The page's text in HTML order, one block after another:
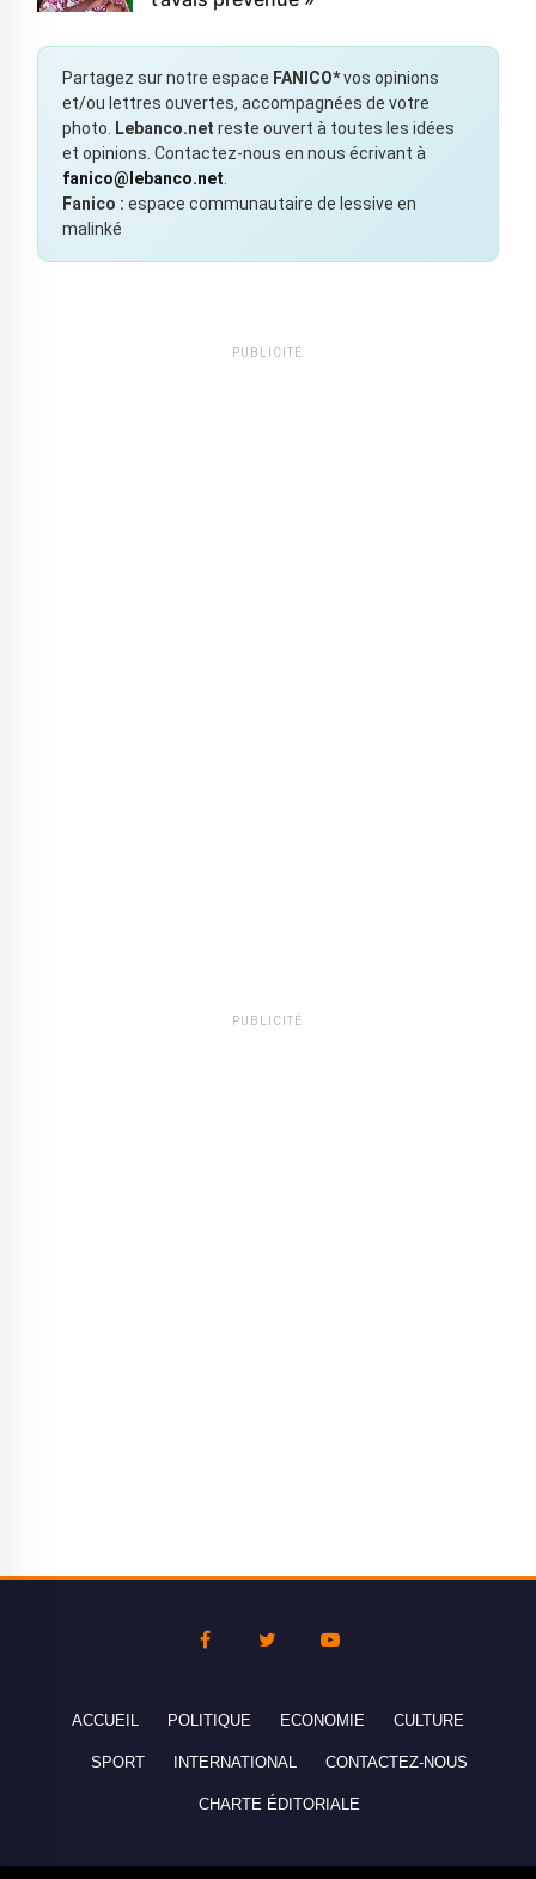
Partagez sur notre espace FANICO*vos opinions
et/ou lettres ouvertes, accompagnées de votre
photo.
Lebanco.net reste ouvert à toutes les idées
et opinions. Contactez-nous en nous écrivant à
fanico@lebanco.net
Fanico : espace communautaire de lessive en
malinké
PUBLICITÉ
PUBLICITÉ
ACCUEIL POLITIQUE ECONOMIE CULTURE
SPORT INTERNATIONAL CONTACTEZ-NOUS
CHARTE ÉDITORIALE